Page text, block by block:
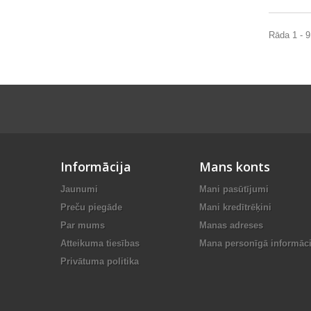
Rāda 1 -
Informācija
Jaunumi
Preču piegāde
Par mums
Atteikuma tiesības
Privātuma politika
Mans konts
Mani pasūtījumi
Mani kredītrēķini
Manas adreses
Mana personīgā